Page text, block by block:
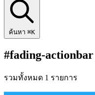
ค้นหา ⌘K
#fading-actionbar
รวมทั้งหมด 1 รายการ